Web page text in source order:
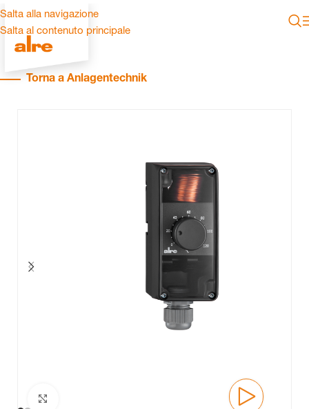
Salta alla navigazione
Salta al contenuto principale
Torna a Anlagentechnik